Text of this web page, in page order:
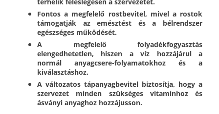
Fontos a megfelelő rostbevitel, mivel a rostok
támogatják az emésztést és a bélrendszer
egészséges működését.
A megfelelő folyadékfogyasztás
elengedhetetlen, hiszen a víz hozzájárul a
normál anyagcsere-folyamatokhoz és a
kiválasztáshoz.
A változatos tápanyagbevitel biztosítja, hogy a
szervezet minden szükséges vitaminhoz és
ásványi anyaghoz hozzájusson.